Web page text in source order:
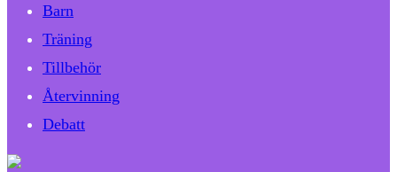
Barn
Träning
Tillbehör
Återvinning
Debatt